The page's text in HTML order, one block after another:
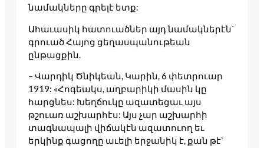
նամակները գրելէ ետք:
Ահաւասիկ հատուածներ այդ նամակներէն`
գրուած Հայոց ցեղասպանութեան
ընթացքին.
– Վարդիկ Ծնիկեան, Կարին, 6 փետրուար
1919: «Հոգեակս, աղբարիկի մասին կը
հարցնես: Խեղճուկը ազատեցաւ այս
թշուառ աշխարհէս: Այս չար աշխարհի
տագնապալի վիճակէն ազատուող եւ
երկինք գացողը աւելի երջանիկ է, քան թէ`